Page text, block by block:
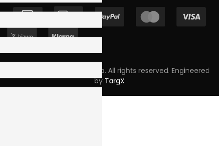
Copyright © 2023 Skpro, Lda. All rights reserved. Engineered
by TargX